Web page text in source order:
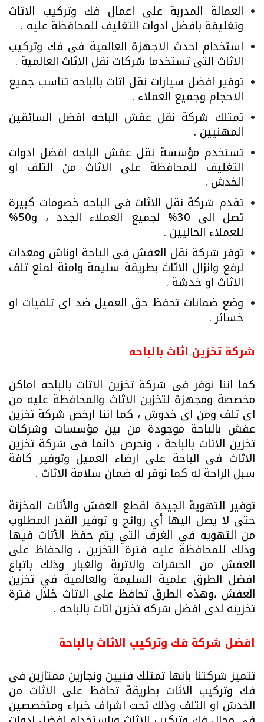
العمالة المدربة على اعمال فك وتركيب الاثاث
وتغليفة بافضل ادوات التغليف للمحافظة عليه .
استخدام احدث الاجهزة العالمية فى فك وتركيب
الاثاث التى تستخدما شركات نقل الاثاث العالمية .
توفير افضل سيارات نقل اثاث بالباحه تناسب جميع
الاحجام وجميع العملاء .
تمتلك شركة نقل عفش الباحه افضل السائقين
المهنيين .
تستخدم مؤسسة نقل عفش الباحه افضل ادوات
التغليف للمحافظة على الاثاث من التلف او
الخدش .
تقدم شركة نقل الاثاث فى الباحه خصومات كبيرة
تصل الى 30% لجميع العملاء الجدد ، و50%
للعملاء الحاليين .
توفر شركة نقل العفش فى الباحة اوناش ومعدات
لرفع وانزال الاثاث بطريقة سليمة وامنة لمنع تلف
الاثاث او خدشة .
وضع ضمانات تحفظ حق العميل ضد اى تلفيات او
خسائر .
شركة تخزين اثاث بالباحه
كما اننا نوفر فى شركة تخزين الاثاث بالباحه اماكن
مخصصة ومجهزة لتخزين الاثاث والمحافظة عليه من
اى تلف ومن اى خدوش ، كما اننا ارخص شركة تخزين
عفش بالباحة موجودة من بين مؤسسات وشركات
تخزين الاثاث بالباحة ، ونحرص دائما فى شركة تخزين
الاثاث فى الباحة على ارضاء العميل وتوفير كافة
سبل الراحة له كما نوفر له ضمان سلامة الاثاث .
توفير التهوية الجيدة لقطع العفش والأثاث المخزنة
حتى لا يصل اليها أي روائح و توفير القدر المطلوب
من التهويه في الغرف التي يتم حفظ الأثاث فيها
وذلك للمحافظة عليه فترة التخزين ، والحفاظ على
العفش من الحشرات والاتربة والغبار وذلك باتباع
افضل الطرق علمية السليمة والعالمية في تخزين
العفش ،وهذه الطرق تحافظ على الاثاث خلال فترة
تخزينه لدى افضل شركه تخزين اثاث بالباحه .
افضل شركة فك وتركيب الاثاث بالباحة
تتميز شركتنا بانها تمتلك فنيين ونجارين ممتازين فى
فك وتركيب الاثاث بطريقة تحافظ على الاثاث من
الخدش او التلف وذلك تحت اشراف خبراء ومتخصصين